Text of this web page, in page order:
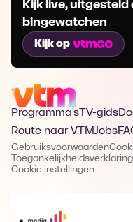
Kijk live,
bingewatchen
Kijk op
Programma's TV-gids
Route naar VTMJobs
Gebruiksvoorwaarden
Toegankelijkheidsverklaring
Cookie instellingen